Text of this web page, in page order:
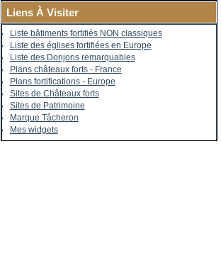
Liens À Visiter
Liste bâtiments fortifiés NON classiques
Liste des églises fortifiées en Europe
Liste des Donjons remarquables
Plans châteaux forts - France
Plans fortifications - Europe
Sites de Châteaux forts
Sites de Patrimoine
Marque Tâcheron
Mes widgets